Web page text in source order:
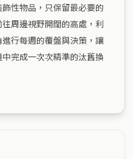
性物品，只保留最必要的
周邊視野開闊的高處，利
行每週的覆盤與決策，讓
完成一次次精準的汰舊換